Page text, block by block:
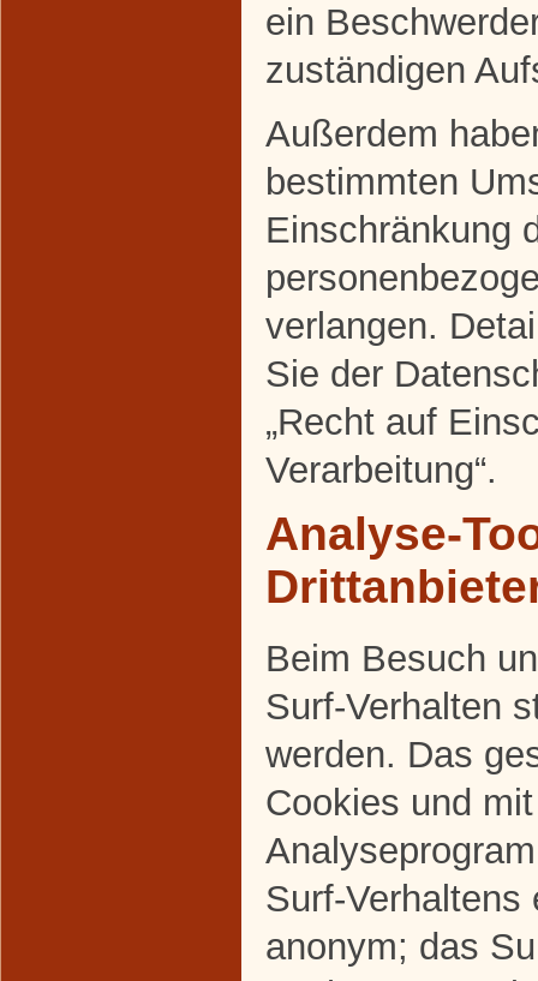
ein
zuständigen
Außerdem
bestimmten
Einschränkung
verlangen.
Sie der
„Recht auf
Verarbeitung“.
Analyse-
Beim Besuch
Surf-Verhalten
werden. Das
Cookies und
Surf-Verhaltens
anonym; das